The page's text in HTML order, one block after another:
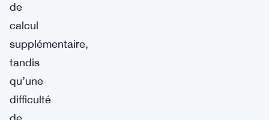
de
calcul
supplémentaire,
tandis
qu’une
difficulté